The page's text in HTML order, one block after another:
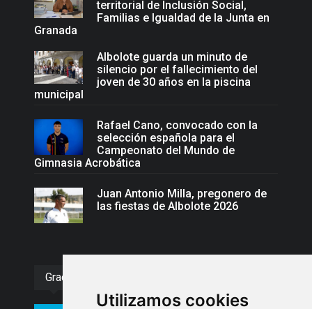
Utilizamos cookies
territorial de Inclusión Social,
Familias e Igualdad de la Junta en
Granada
Albolote guarda un minuto de
silencio por el fallecimiento del
joven de 30 años en la piscina
municipal
Rafael Cano, convocado con la
selección española para el
Campeonato del Mundo de
Gimnasia Acrobática
Juan Antonio Milla, pregonero de
las fiestas de Albolote 2026
Gracias :)